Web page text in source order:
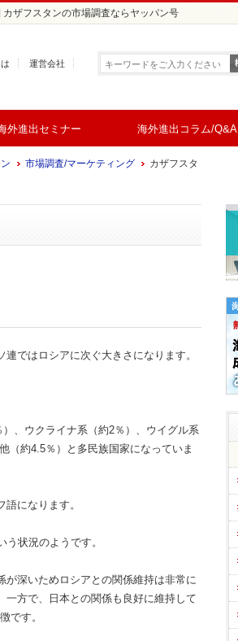
ザフスタンの市場調査ならヤッパン号
運営会社
外進出セミナー 海外進出コラム/Q&A
市場調査/マーケティング
カザフスタ
ではロシアに次ぐ大きさになります。
、ウクライナ系（約2％）、ウイグル系
（約4.5％）と多民族国家になっていま
になります。
状況のようです。
が深いためロシアとの関係維持は非常に
方で、日本との関係も良好に維持して
です。